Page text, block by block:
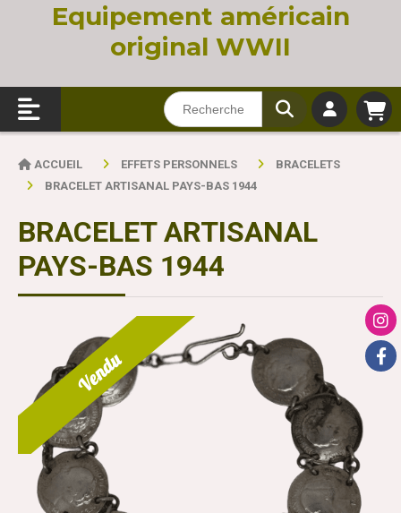
Equipement américain
original WWII
ACCUEIL EFFETS PERSONNELS
BRACELETS
BRACELET ARTISANAL PAYS-BAS 1944
BRACELET ARTISANAL
PAYS-BAS 1944
Vendu